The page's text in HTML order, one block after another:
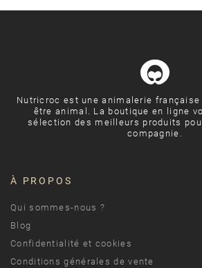
Nutricroc est une animalerie
être animal. La boutique en ligne
sélection des meilleurs produits
compagnie.
À PROPOS
Qui sommes-nous ?
Blog
Confidentialité et cookies
Conditions générales de vente